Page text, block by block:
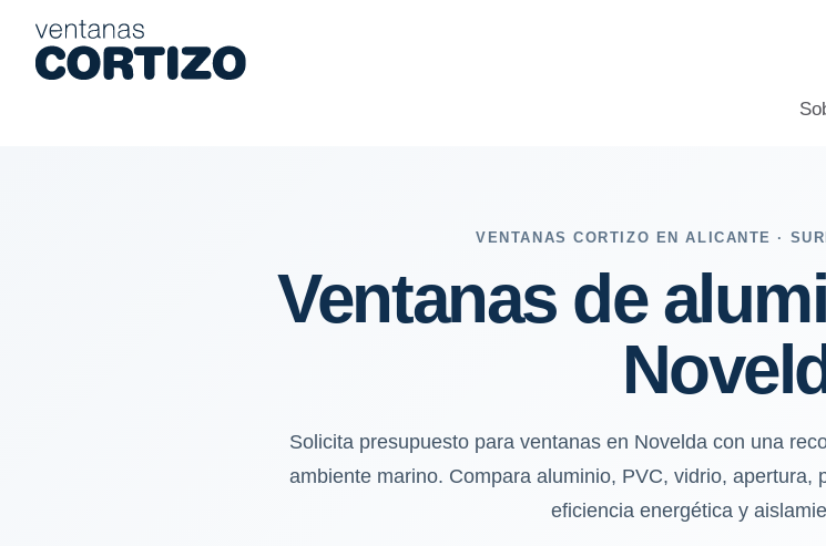
Ventanas de aluminio y PVC en Novelda: sol intenso, calor y ambiente marino, aislamiento, confort y
VENTANAS CORTIZO EN ALICANTE ·
Ventanas de
Solicita presupuesto para ventanas en Novelda con una
ambiente marino. Compara aluminio, PVC, vidrio, apertura,
eficiencia energética y